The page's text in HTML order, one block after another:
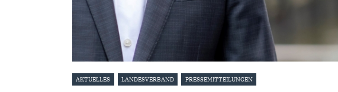
AKTUELLES LANDESVERBAND PRESSEMITTEILUNGEN